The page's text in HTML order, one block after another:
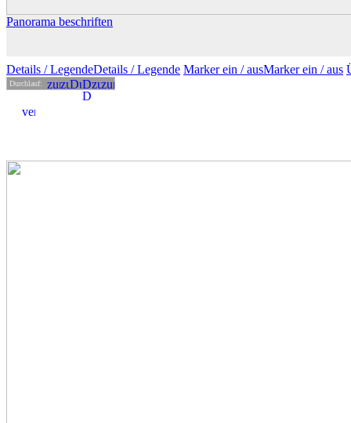
Panorama beschriften
Details / LegendeDetails /Legende Marker ein /ausMarkerein / aus
Durchlauf: